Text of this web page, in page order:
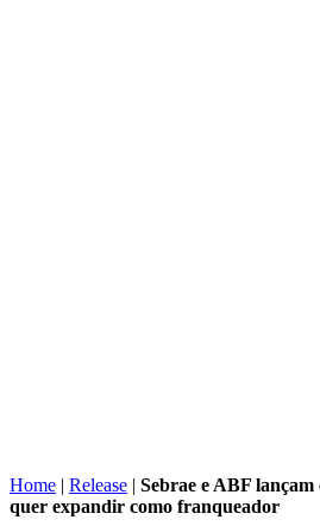
Home | Release | Sebrae e ABF
quer expandir como franqueador